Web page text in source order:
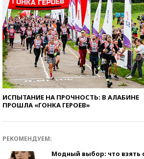
ИСПЫТАНИЕ НА ПРОЧНОСТЬ: В АЛАБИНЕ
ПРОШЛА «ГОНКА ГЕРОЕВ»
РЕКОМЕНДУЕМ:
Модный выбор: что взять